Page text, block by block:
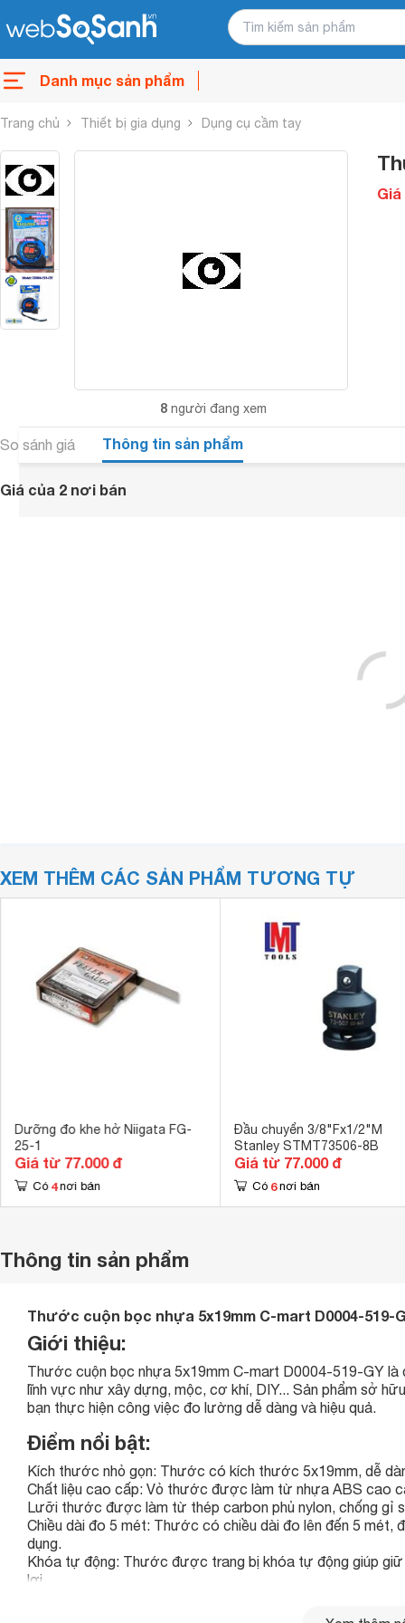
Danh mục sản phẩm
Trang chủ Thiết bị gia dụng Dụng cụ cầm tay
8 người đang xem
So sánh giá Thông tin sản phẩm
Giá của 2 nơi bán
XEM THÊM CÁC SẢN PHẨM TƯƠNG TỰ
Dưỡng đo khe hở Niigata FG-
25-1
Giá từ 77.000 đ
Có 4 nơi bán
Đầu chuyển 3/8"Fx1/2"M
Stanley STMT73506-8B
Giá từ 77.000 đ
Có 6 nơi bán
Thông tin sản phẩm
Thước cuộn bọc nhựa 5x19mm C-mart D0004-
Giới thiệu:
Thước cuộn bọc nhựa 5x19mm C-mart D0004-519-GY
lĩnh vực như xây dựng, mộc, cơ khí, DIY... Sản phẩm sở
bạn thực hiện công việc đo lường dễ dàng và hiệu quả.
Điểm nổi bật:
Kích thước nhỏ gọn: Thước có kích thước 5x19mm, dễ
Chất liệu cao cấp: Vỏ thước được làm từ nhựa ABS cao
Lưỡi thước được làm từ thép carbon phủ nylon, chống gỉ
Chiều dài đo 5 mét: Thước có chiều dài đo lên đến 5
dụng.
Khóa tự động: Thước được trang bị khóa tự động giúp
lợi.